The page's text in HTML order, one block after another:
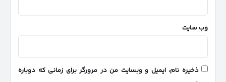
وب‌ سایت
ذخیره نام، ایمیل و وبسایت من در مرورگر برای زمانی که دوباره